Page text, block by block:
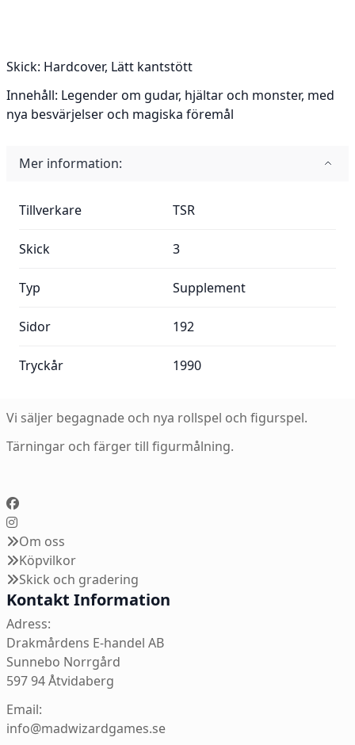
Skick: Hardcover, Lätt kantstött
Innehåll: Legender om gudar, hjältar och monster, med
nya besvärjelser och magiska föremål
Mer information:
Tillverkare TSR
Skick 3
Typ Supplement
Sidor 192
Tryckår 1990
Vi säljer begagnade och nya rollspel och figurspel.
Tärningar och färger till figurmålning.
Om oss
Köpvilkor
Skick och gradering
Kontakt Information
Adress:
Drakmårdens E-handel AB
Sunnebo Norrgård
597 94 Åtvidaberg
Email:
info@madwizardgames.se